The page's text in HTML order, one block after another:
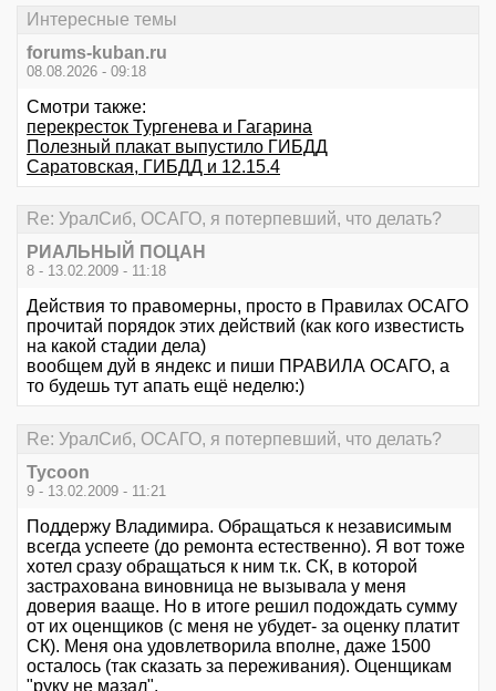
Интересные темы
forums-kuban.ru
08.08.2026 - 09:18
Смотри также:
перекресток Тургенева и Гагарина
Полезный плакат выпустило ГИБДД
Саратовская, ГИБДД и 12.15.4
Re: УралСиб, ОСАГО, я потерпевший, что делать?
РИАЛЬНЫЙ ПОЦАН
8 - 13.02.2009 - 11:18
Действия то правомерны, просто в Правилах ОСАГО
прочитай порядок этих действий (как кого известисть
на какой стадии дела)
вообщем дуй в яндекс и пиши ПРАВИЛА ОСАГО, а
то будешь тут апать ещё неделю:)
Re: УралСиб, ОСАГО, я потерпевший, что делать?
Tycoon
9 - 13.02.2009 - 11:21
Поддержу Владимира. Обращаться к независимым
всегда успеете (до ремонта естественно). Я вот тоже
хотел сразу обращаться к ним т.к. СК, в которой
застрахована виновница не вызывала у меня
доверия вааще. Но в итоге решил подождать сумму
от их оценщиков (с меня не убудет- за оценку платит
СК). Меня она удовлетворила вполне, даже 1500
осталось (так сказать за переживания). Оценщикам
"руку не мазал".